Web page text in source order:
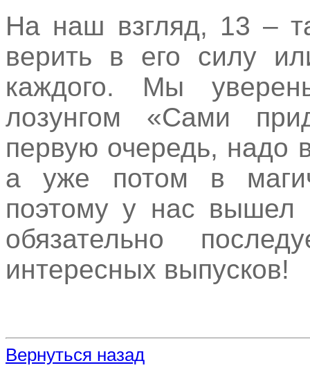
На наш взгляд, 13 –
верить в его силу
каждого. Мы
лозунгом «Сами
первую очередь, надо
а уже потом в
поэтому у нас
обязательно
интересных выпусков!
Вернуться назад